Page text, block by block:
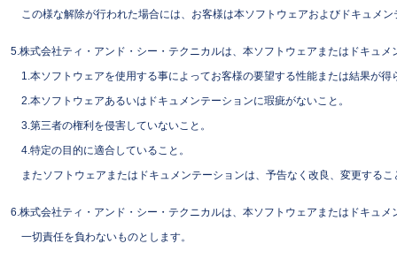
この様な解除が行われた場合には、お客様は本ソフトウェアおよびドキュメ
5.株式会社ティ・アンド・シー・テクニカルは、本ソフトウェアまたはドキュ
1.本ソフトウェアを使用する事によってお客様の要望する性能または結果が得
2.本ソフトウェアあるいはドキュメンテーションに瑕疵がないこと。
3.第三者の権利を侵害していないこと。
4.特定の目的に適合していること。
またソフトウェアまたはドキュメンテーションは、予告なく改良、変更するこ
6.株式会社ティ・アンド・シー・テクニカルは、本ソフトウェアまたはドキュ
一切責任を負わないものとします。